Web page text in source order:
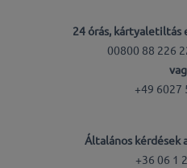
24 órás, kártyaletiltás
00800 88 226
+49 6027
Általános kérdések
+36 06 1